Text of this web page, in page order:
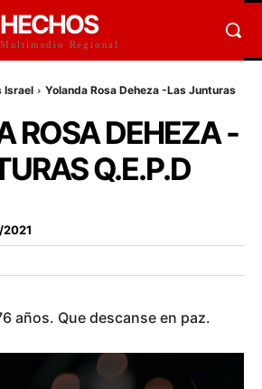
HECHOS
Multimedio Regional
Israel
Yolanda Rosa Deheza -Las Junturas
ROSA DEHEZA -
Q.E.P.D
años. Que descanse en paz.